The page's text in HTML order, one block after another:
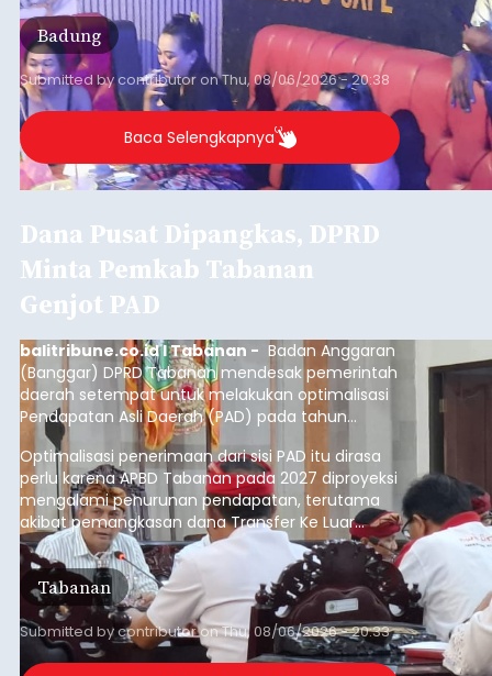
Badung
Submitted bycontributoronThu, 08/06/2026 - 20:38
Baca Selengkapnya
Dana Pusat Dipangkas, DPRD
Minta Pemkab Tabanan
Genjot PAD
balitribune.co.id I Tabanan - Badan Anggaran
(Banggar) DPRD Tabanan mendesak pemerintah
daerah setempat untuk melakukan optimalisasi
Pendapatan Asli Daerah (PAD) pada tahun
anggaran 2027.
Optimalisasi penerimaan dari sisi PAD itu dirasa
perlu karena APBD Tabanan pada 2027 diproyeksi
mengalami penurunan pendapatan, terutama
akibat pemangkasan dana Transfer Ke Luar
Daerah (TKD) dari pemerintah pusat.
Tabanan
Submitted bycontributoronThu, 08/06/2026 - 20:33